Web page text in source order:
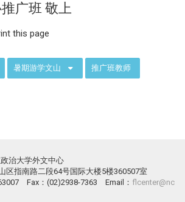
广班 敬上
this page
暑期游学文山 推广班教师
治大学外文中心
区指南路二段64号国际大楼5楼360507室
Fax：(02)2938-7363 Email： flcenter@nc